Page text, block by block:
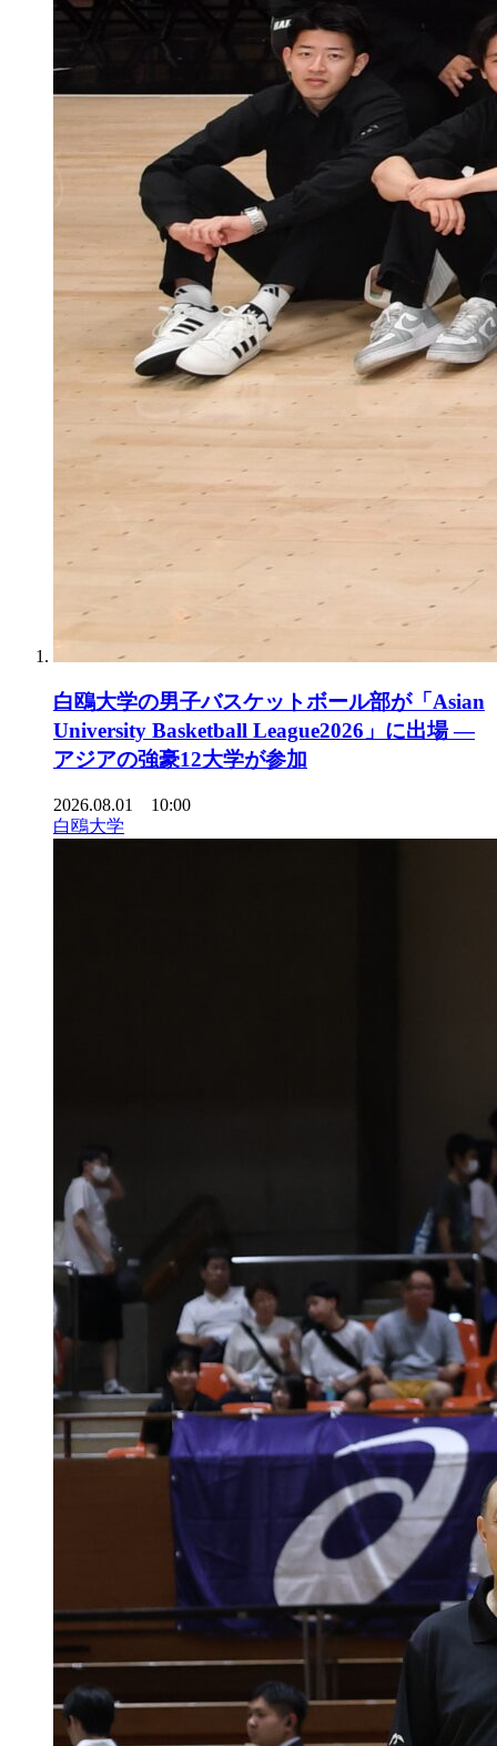
白鴎大学の男子バスケットボール部が「Asian
University Basketball League2026」に出場 ―
アジアの強豪12大学が参加
2026.08.01 10:00
白鴎大学